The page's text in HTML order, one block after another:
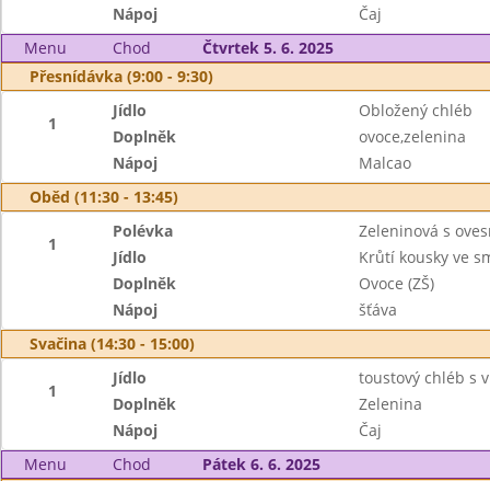
Nápoj
Čaj
Menu
Chod
Čtvrtek 5. 6. 2025
Přesnídávka (9:00 - 9:30)
1
Jídlo
Obložený chléb
Doplněk
ovoce,zelenina
Nápoj
Malcao
Oběd (11:30 - 13:45)
1
Polévka
Zeleninová s
Jídlo
Krůtí kousky ve
Doplněk
Ovoce (ZŠ)
Nápoj
šťáva
Svačina (14:30 - 15:00)
1
Jídlo
toustový chléb s
Doplněk
Zelenina
Nápoj
Čaj
Menu
Chod
Pátek 6. 6. 2025